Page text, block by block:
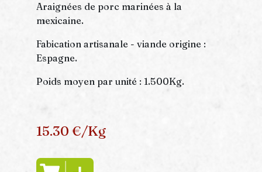
Araignées de porc marinées à la
mexicaine.
Fabication artisanale - viande origine :
Espagne.
Poids moyen par unité : 1.500Kg.
15.30 €/Kg